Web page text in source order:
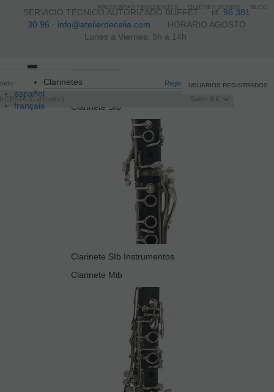
SERVICIO TÉCNICO AUTORIZADO BUFFET -tlf.96 381
30 96 · info@atelierdecelia.com HORARIO AGOSTO
Lunes a Viernes: 9h a 14h
español
français
Registro /Iniciar sesión
CESTA 0 artículos Saldo: 0 €
USUARIOS REGISTRADOS
navigation
Clarinetes
Clarinete SIb
Clarinete SIb Instrumentos
Clarinete Mib
PREGUNTAS FRECUENTES QUIÉNES SOMOS BLOG